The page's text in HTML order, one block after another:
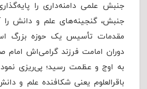
جنبش علمی دامنه‌داری را
جنبش، گنجینه‌های علم و دانش
مقدمات تأسیس یک حوزه بزرگ
دوران امامت فرزند گرامی‌اش امام
به اوج و عظمت رسید؛ پی‌ریزی
باقرالعلوم یعنی شکافنده علم و